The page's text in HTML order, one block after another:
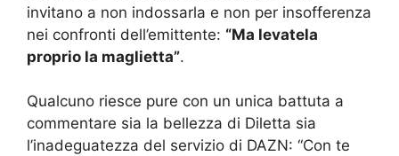
invitano a non indossarla e non per insofferenza
nei confronti dell’emittente: “Ma levatela
proprio la maglietta”.
Qualcuno riesce pure con un unica battuta a
commentare sia la bellezza di Diletta sia
l’inadeguatezza del servizio di DAZN: “Con te